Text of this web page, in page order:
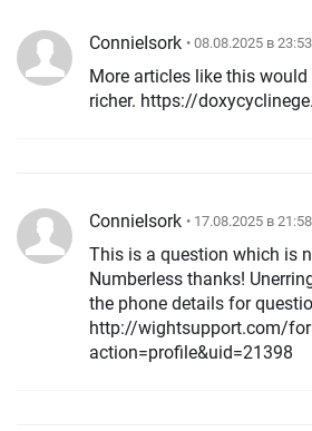
ConnieIsork • 08.08.2025 в 23:53
More articles like this
richer. https://
ConnieIsork • 17.08.2025 в 21:58
This is a question which is
Numberless thanks!
the phone details for
http://wightsupport.com/
action=profile&uid=21398